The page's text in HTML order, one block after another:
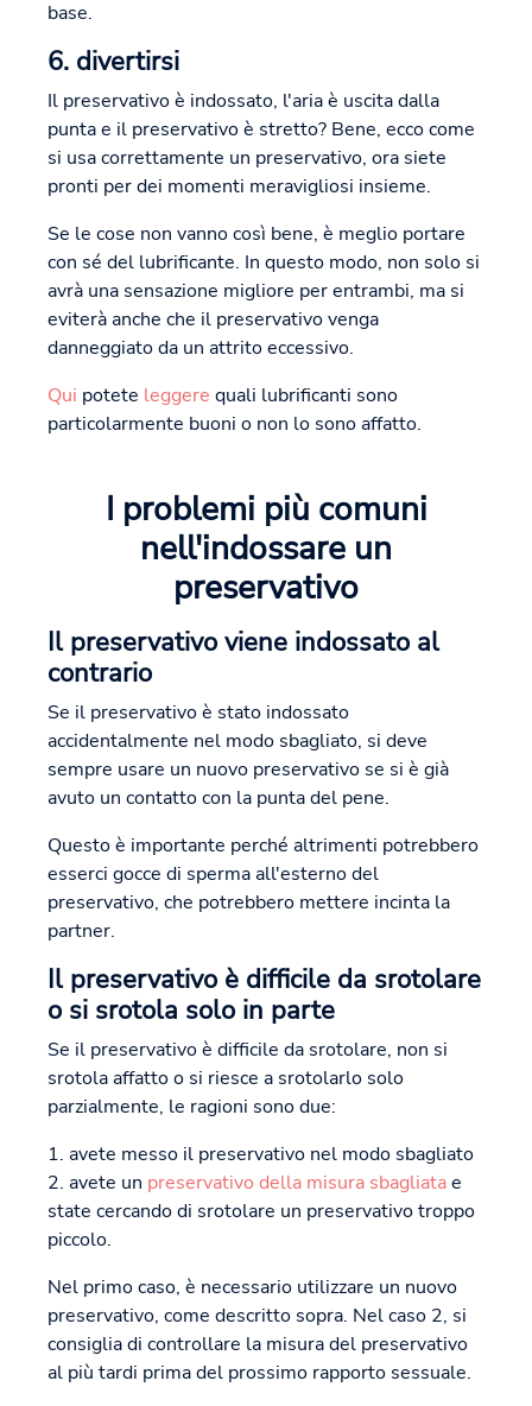
base.
6. divertirsi
Il preservativo è indossato, l'aria è uscita dalla
punta e il preservativo è stretto? Bene, ecco come
si usa correttamente un preservativo, ora siete
pronti per dei momenti meravigliosi insieme.
Se le cose non vanno così bene, è meglio portare
con sé del lubrificante. In questo modo, non solo si
avrà una sensazione migliore per entrambi, ma si
eviterà anche che il preservativo venga
danneggiato da un attrito eccessivo.
Qui potete leggere quali lubrificanti sono
particolarmente buoni o non lo sono affatto.
I problemi più comuni
nell'indossare un
preservativo
Il preservativo viene indossato al
contrario
Se il preservativo è stato indossato
accidentalmente nel modo sbagliato, si deve
sempre usare un nuovo preservativo se si è già
avuto un contatto con la punta del pene.
Questo è importante perché altrimenti potrebbero
esserci gocce di sperma all'esterno del
preservativo, che potrebbero mettere incinta la
partner.
Il preservativo è difficile da srotolare
o si srotola solo in parte
Se il preservativo è difficile da srotolare, non si
srotola affatto o si riesce a srotolarlo solo
parzialmente, le ragioni sono due:
1. avete messo il preservativo nel modo sbagliato
2. avete un preservativo della misura sbagliatae
state cercando di srotolare un preservativo troppo
piccolo.
Nel primo caso, è necessario utilizzare un nuovo
preservativo, come descritto sopra. Nel caso 2, si
consiglia di controllare la misura del preservativo
al più tardi prima del prossimo rapporto sessuale.